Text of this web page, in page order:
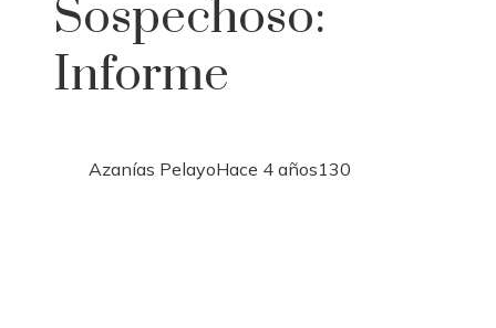
Sospechoso:
Informe
Azanías PelayoHace 4 años130